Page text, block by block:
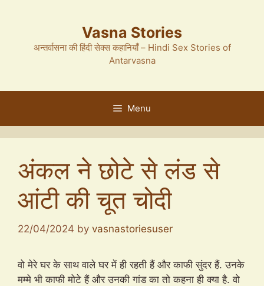
Vasna Stories
अन्तर्वासना की हिंदी सेक्स कहानियाँ – Hindi Sex Stories of
Antarvasna
Menu
अंकल ने छोटे से लंड से
आंटी की चूत चोदी
22/04/2024 by vasnastoriesuser
वो मेरे घर के साथ वाले घर में ही रहती हैं और काफी सुंदर हैं. उनके
मम्मे भी काफी मोटे हैं और उनकी गांड का तो कहना ही क्या है. वो